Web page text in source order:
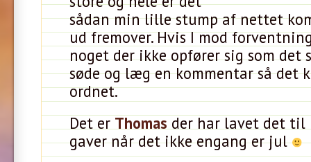
sådan min lille stump af nettet
ud fremover. Hvis I mod
noget der ikke opfører sig som det
søde og læg en kommentar så det
ordnet.
Det er Thomas der har lavet det til
gaver når det ikke engang er jul